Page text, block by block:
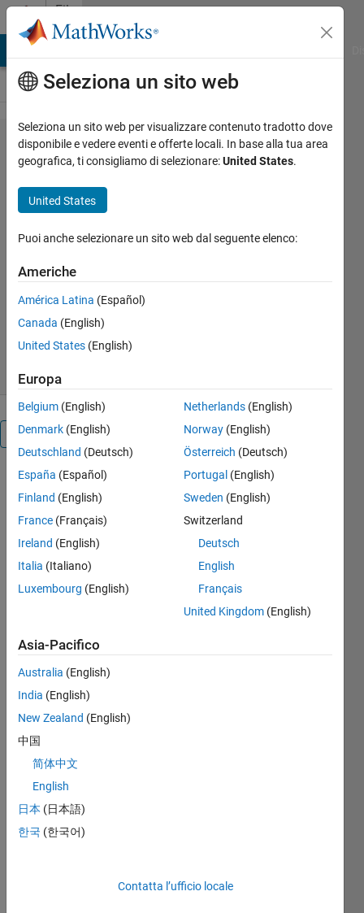
Vai al contenuto
File
Exchange
Buck-
Boost
working only in MATLAB 2017
Dr. Abid Mansuri
(270 KB)
1,5K download
31 ago 2021
Panoramica
This
simulation
is useful
understand
the buck-
boost
easily find
the value
of L & C
using
equations.
are shown
in the
Simulink
very
Seleziona un sito web
Seleziona un sito web per visualizzare contenuto tradotto dove
disponibile e vedere eventi e offerte locali. In base alla tua area
geografica, ti consigliamo di selezionare:United States.
United States
Puoi anche selezionare un sito web dal seguente elenco:
Americhe
América Latina (Español)
Canada (English)
United States (English)
Europa
Belgium (English)
Denmark (English)
Deutschland (Deutsch)
España (Español)
Finland (English)
France (Français)
Ireland (English)
Italia (Italiano)
Luxembourg (English)
Netherlands (English)
Norway (English)
Österreich (Deutsch)
Portugal (English)
Sweden (English)
Switzerland
Deutsch
English
Français
United Kingdom (English)
Asia-Pacifico
Australia (English)
India (English)
New Zealand (English)
中国
简体中文
English
日本 (日本語)
한국 (한국어)
Contatta l’ufficio locale